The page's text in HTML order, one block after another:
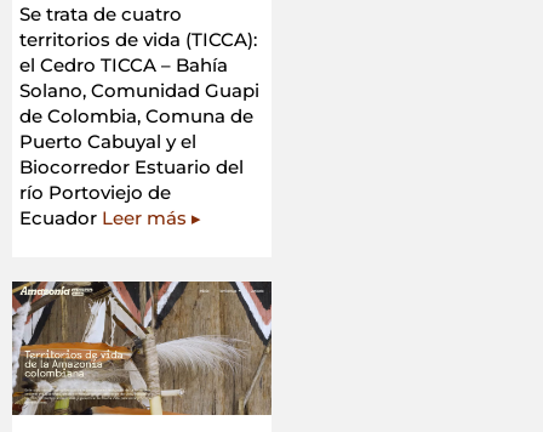
Se trata de cuatro
territorios de vida (TICCA):
el Cedro TICCA – Bahía
Solano, Comunidad Guapi
de Colombia, Comuna de
Puerto Cabuyal y el
Biocorredor Estuario del
río Portoviejo de
Ecuador Leer más ▸